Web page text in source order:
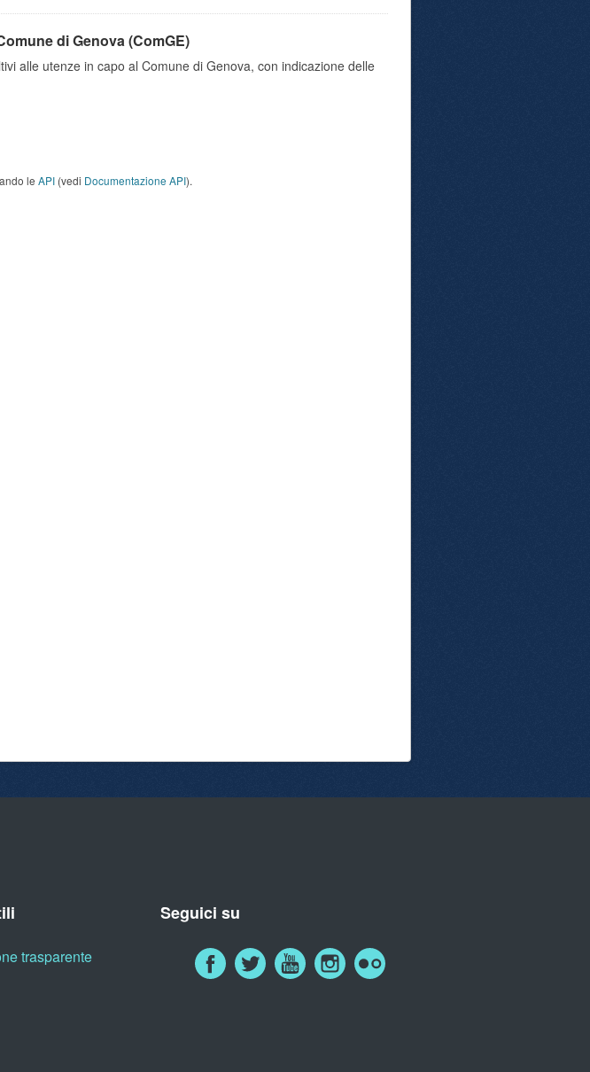
di Genova (ComGE)
alle utenze in capo al Comune di Genova, con indicazione delle
le API (vedi Documentazione API).
trasparente
Seguici su